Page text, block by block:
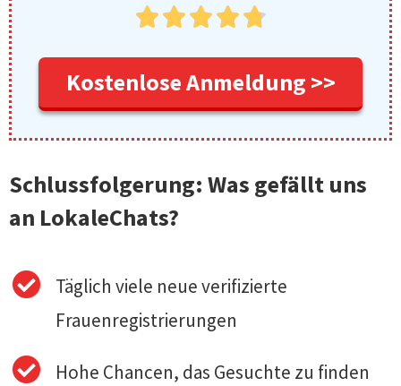

Kostenlose Anmeldung >>
Schlussfolgerung: Was gefällt uns
an LokaleChats?
Täglich viele neue verifizierte
Frauenregistrierungen
Hohe Chancen, das Gesuchte zu finden